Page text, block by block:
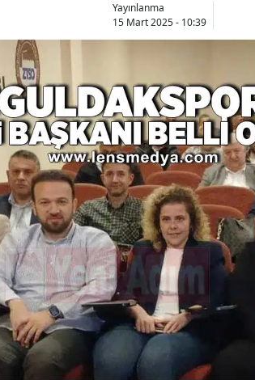
Yayınlanma
15 Mart 2025 - 10:39